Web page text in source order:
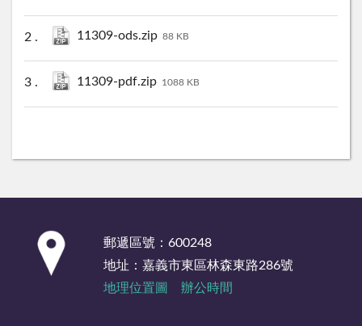
11309-ods.zip 88 KB
11309-pdf.zip 1088 KB
郵遞區號：600248
地址：嘉義市東區林森東路286號
地理位置圖
辦公時間